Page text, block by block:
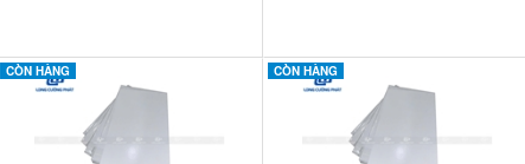
CÒN HÀNG CÒN HÀNG